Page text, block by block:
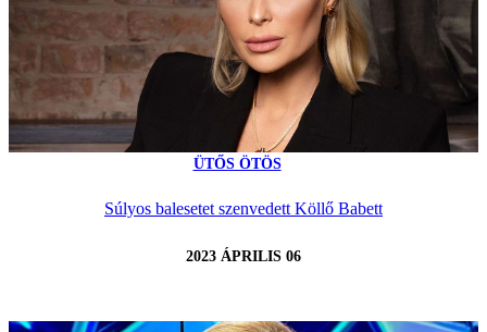
ÜTŐS ÖTÖS
Súlyos balesetet szenvedett Köllő Babett
2023 ÁPRILIS 06